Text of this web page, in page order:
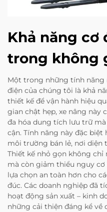
Khả năng cơ
trong không
Một trong những tính năng
điện của chúng tôi là khả
thiết kế để vận hành hiệu
gian chật hẹp, xe nâng này
đa hóa dung tích lưu trữ
cận. Tính năng này đặc
môi trường bán lẻ, nơi diện
Thiết kế nhỏ gọn không chỉ
mà còn giảm thiểu nguy cơ
lựa chọn an toàn hơn cho
đúc. Các doanh nghiệp đã
hoạt động sản xuất – kinh
những cải thiện đáng kể về